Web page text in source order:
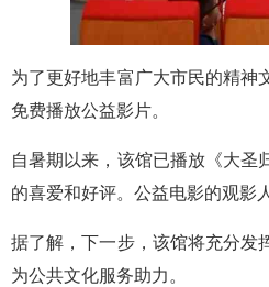
为了更好地丰富广大市民的精神
免费播放公益影片。
自暑期以来，该馆已播放《大圣
的喜爱和好评。公益电影的观影
据了解，下一步，该馆将充分发
为公共文化服务助力。